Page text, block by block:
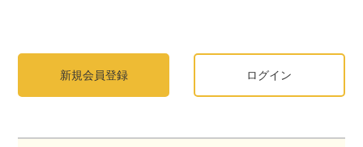
新規会員登録 ログイン